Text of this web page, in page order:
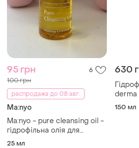
95 грн 6
100 грн
распродажа до 08 авг.
Ma:nyo
Ma:nyo - pure cleansing oil -
гідрофільна олія для
обличчя
25 мл
630
derma
150 мл